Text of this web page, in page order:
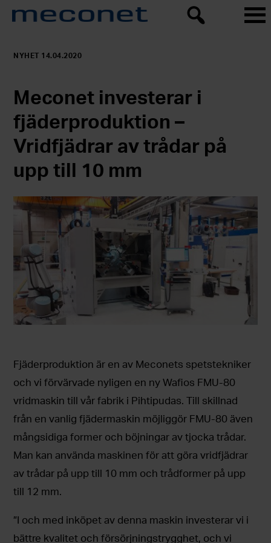
NYHET 14.04.2020
Meconet investerar i
fjäderproduktion –
Vridfjädrar av trådar på
upp till 10 mm
Fjäderproduktion är en av Meconets spetstekniker
och vi förvärvade nyligen en ny Wafios FMU-80
vridmaskin till vår fabrik i Pihtipudas. Till skillnad
från en vanlig fjädermaskin möjliggör FMU-80 även
mångsidiga former och böjningar av tjocka trådar.
Man kan använda maskinen för att göra vridfjädrar
av trådar på upp till 10 mm och trådformer på upp
till 12 mm.
”I och med inköpet av denna maskin investerar vi i
bättre kvalitet och försörjningstrygghet, och vi